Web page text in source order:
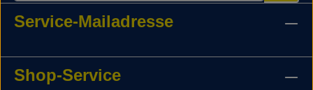
Service-Mailadresse
Shop-Service